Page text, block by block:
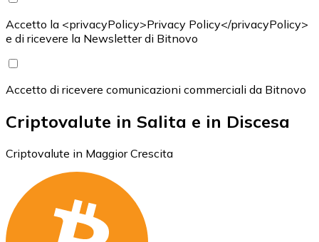
Accetto la <privacyPolicy>Privacy Policy</privacyPolicy>
e di ricevere la Newsletter di Bitnovo
Accetto di ricevere comunicazioni commerciali da Bitnovo
Criptovalute in Salita e in Discesa
Criptovalute in Maggior Crescita